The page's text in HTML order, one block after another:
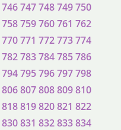
746747748749750
758759760761 762
770771 772773774
782783784785786
794795796797798
806807808809810
818819820821 822
830831 832833834